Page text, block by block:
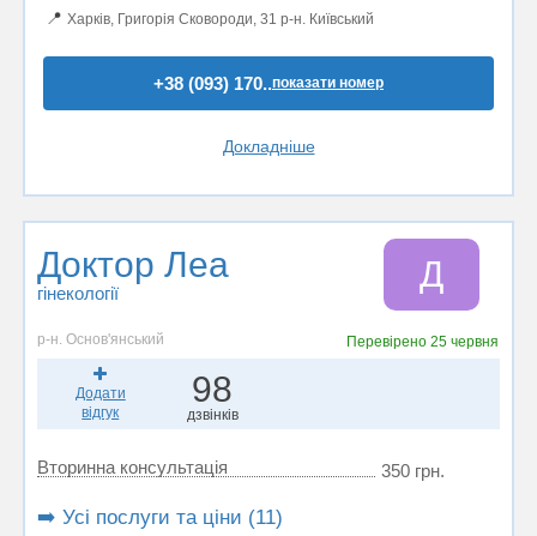
📍 Харків, Григорія Сковороди, 31 р-н. Київський
+38 (093) 170..показати номер
Докладніше
Доктор Леа
гінекології Д
р-н. Основ'янський Перевірено25 червня
Додати
відгук
98
дзвінків
Вторинна консультація 350 грн.
➡️ Усі послуги та ціни (11)